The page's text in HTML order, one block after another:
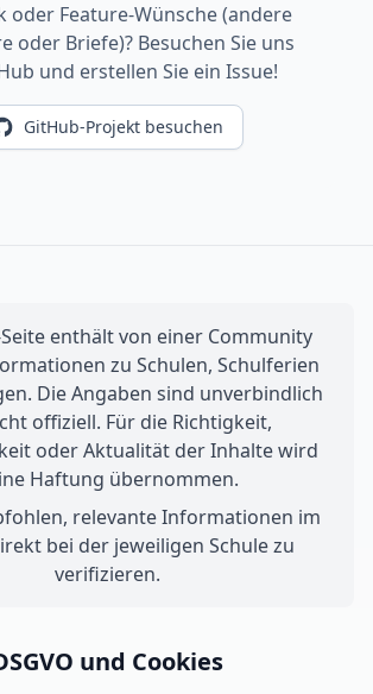
oder Feature-Wünsche (andere
oder Briefe)? Besuchen Sie uns
und erstellen Sie ein Issue!
GitHub-Projekt besuchen
enthält von einer Community
zu Schulen, Schulferien
Die Angaben sind unverbindlich
offiziell. Für die Richtigkeit,
oder Aktualität der Inhalte wird
Haftung übernommen.
relevante Informationen im
bei der jeweiligen Schule zu
verifizieren.
und Cookies